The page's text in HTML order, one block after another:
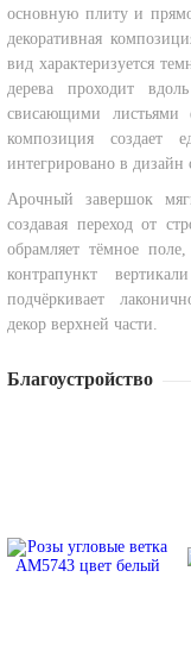
основную плиту и
декоративная
вид характеризуется
дерева проходит
свисающими
композиция создает
интегрировано в дизайн
Арочный завершок
создавая переход от
обрамляет тёмное
контрапункт
подчёркивает
декор верхней части.
Благоустройство